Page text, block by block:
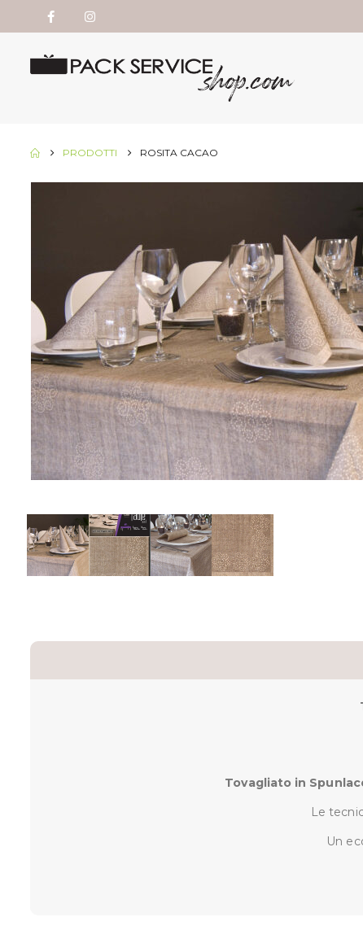
PRODOTTI ROSITA CACAO
Tovagliato in
Le
Un